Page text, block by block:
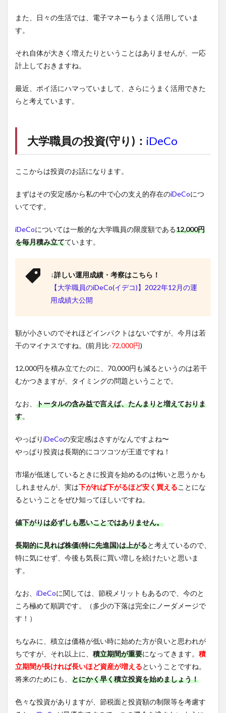
また、日々の生活では、電子マネーもうまく活用していま
す。
それ自体が大きく増えたりということはありませんが、一応
計上しておきますね。
最近、ポイ活にハマっていまして、さらにうまく活用できた
らと考えています。
大学職員の投資(守り)： iDeCo
ここからは投資のお話になります。
まずはその安定感から私の中で心の支え的存在のiDeCoにつ
いてです。
iDeCoについては一般的な大学職員の限度額である12,000円
を毎月積み立てています。
↓詳しい運用成績・考察はこちら！
【大学職員のiDeCo(イデコ)】2022年12月の運
用成績大公開
額が小さいのでそれほどインパクトはないですが、今月は若
干のマイナスですね。(前月比-72,000円)
12,000円を積み立てたのに、70,000円も減るというのは若干
むかつきますが、タイミングの問題ということで。
なお、 トータルの含み益で言えば、たんまりと増えておりま
す。
やっぱりiDeCoの安定感はさすがなんですよね〜
やっぱり投資は長期的にコツコツが王道ですね！
市場が低迷しているときに投資を始めるのは怖いと思うかも
しれませんが、実は下がれば下がるほど安く買えることにな
るということをぜひ知ってほしいですね。
値下がりは必ずしも悪いことではありません。
長期的に見れば株価(特に先進国)は上がると考えているので、
特に気にせず、今後も気長に買い増しを続けたいと思いま
す。
なお、 iDeCoに関しては、節税メリットもあるので、今のと
ころ極めて順調です。（多少の下落は完全にノーダメージで
す！）
ちなみに、積立は価格が低い時に始めた方が良いと思われが
ちですが、それ以上に、 積立期間が重要になってきます。 積
立期間が長ければ長いほど資産が増えるということですね。
将来のためにも、 とにかく早く積立投資を始めましょう！
色々な投資がありますが、節税面と投資額の制限等を考慮す